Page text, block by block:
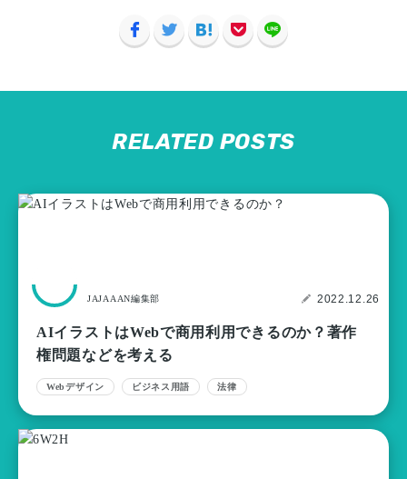
RELATED POSTS
JAJAAAN編集部 2022.12.26
AIイラストはWebで商用利用できるのか？著作
権問題などを考える
Webデザイン ビジネス用語 法律